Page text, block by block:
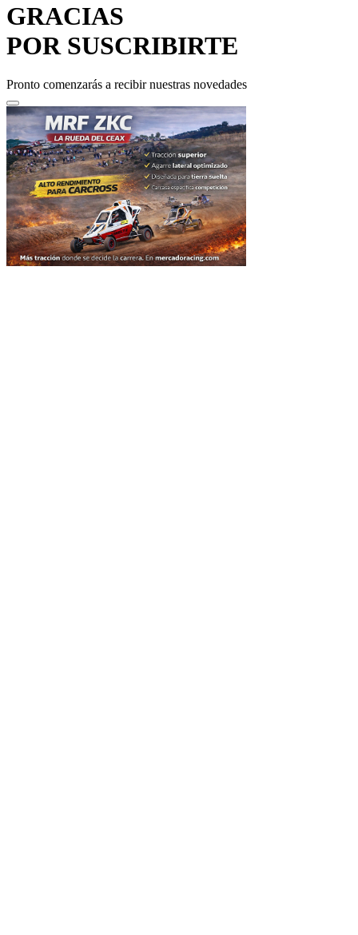
GRACIAS
POR SUSCRIBIRTE
Pronto comenzarás a recibir nuestras novedades